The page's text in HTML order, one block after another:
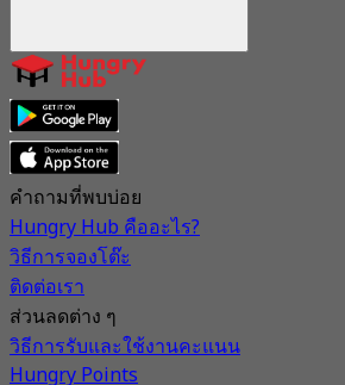
คำถามที่พบบ่อย
Hungry Hub คืออะไร?
วิธีการจองโต๊ะ
ติดต่อเรา
ส่วนลดต่าง ๆ
วิธีการรับและใช้งานคะแนน
Hungry Points